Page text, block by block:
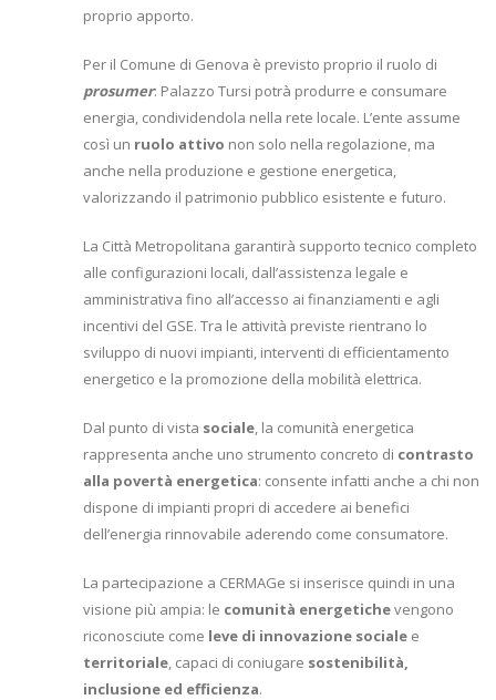
proprio apporto.
Per il Comune di Genova è previsto proprio il ruolo di
prosumer: Palazzo Tursi potrà produrre e consumare
energia, condividendola nella rete locale. L’ente assume
così un ruolo attivo non solo nella regolazione, ma
anche nella produzione e gestione energetica,
valorizzando il patrimonio pubblico esistente e futuro.
La Città Metropolitana garantirà supporto tecnico completo
alle configurazioni locali, dall’assistenza legale e
amministrativa fino all’accesso ai finanziamenti e agli
incentivi del GSE. Tra le attività previste rientrano lo
sviluppo di nuovi impianti, interventi di efficientamento
energetico e la promozione della mobilità elettrica.
Dal punto di vista sociale, la comunità energetica
rappresenta anche uno strumento concreto di contrasto
alla povertà energetica: consente infatti anche a chi non
dispone di impianti propri di accedere ai benefici
dell’energia rinnovabile aderendo come consumatore.
La partecipazione a CERMAGe si inserisce quindi in una
visione più ampia: le comunità energetichevengono
riconosciute come leve di innovazione sociale e
territoriale, capaci di coniugare sostenibilità,
inclusione ed efficienza.